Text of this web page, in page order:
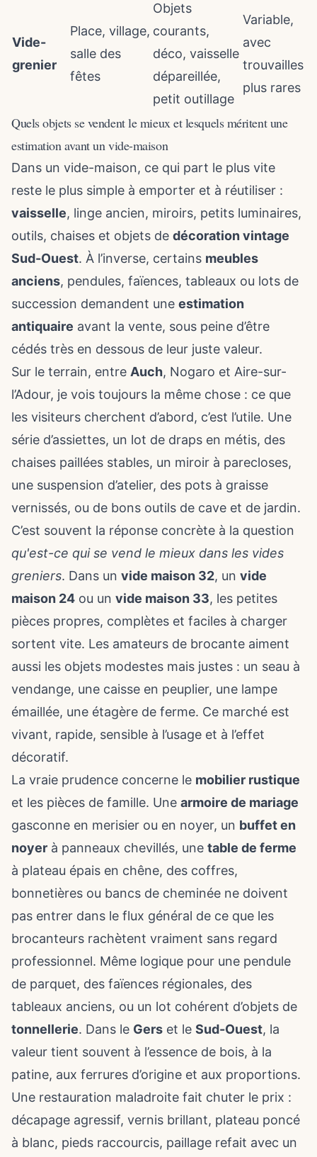
Vide-
grenier
Place, village,
salle des
fêtes
Objets
courants,
déco, vaisselle
dépareillée,
petit outillage
Variable,
avec
trouvailles
plus rares
Quels objets se vendent le mieux et lesquels méritent une
estimation avant un vide-maison
Dans un vide-maison, ce qui part le plus vite
reste le plus simple à emporter et à réutiliser :
vaisselle, linge ancien, miroirs, petits luminaires,
outils, chaises et objets de décoration vintage
Sud-Ouest. À l’inverse, certains meubles
anciens, pendules, faïences, tableaux ou lots de
succession demandent une estimation
antiquaire avant la vente, sous peine d’être
cédés très en dessous de leur juste valeur.
Sur le terrain, entre Auch, Nogaro et Aire-sur-
l’Adour, je vois toujours la même chose : ce que
les visiteurs cherchent d’abord, c’est l’utile. Une
série d’assiettes, un lot de draps en métis, des
chaises paillées stables, un miroir à parecloses,
une suspension d’atelier, des pots à graisse
vernissés, ou de bons outils de cave et de jardin.
C’est souvent la réponse concrète à la question
qu'est-ce qui se vend le mieux dans les vides
greniers. Dans un vide maison 32, un vide
maison 24 ou un vide maison 33, les petites
pièces propres, complètes et faciles à charger
sortent vite. Les amateurs de brocante aiment
aussi les objets modestes mais justes : un seau à
vendange, une caisse en peuplier, une lampe
émaillée, une étagère de ferme. Ce marché est
vivant, rapide, sensible à l’usage et à l’effet
décoratif.
La vraie prudence concerne le mobilier rustique
et les pièces de famille. Une armoire de mariage
gasconne en merisier ou en noyer, un buffet en
noyer à panneaux chevillés, une table de ferme
à plateau épais en chêne, des coffres,
bonnetières ou bancs de cheminée ne doivent
pas entrer dans le flux général de ce que les
brocanteurs rachètent vraiment sans regard
professionnel. Même logique pour une pendule
de parquet, des faïences régionales, des
tableaux anciens, ou un lot cohérent d’objets de
tonnellerie. Dans le Gers et le Sud-Ouest, la
valeur tient souvent à l’essence de bois, à la
patine, aux ferrures d’origine et aux proportions.
Une restauration maladroite fait chuter le prix :
décapage agressif, vernis brillant, plateau poncé
à blanc, pieds raccourcis, paillage refait avec un